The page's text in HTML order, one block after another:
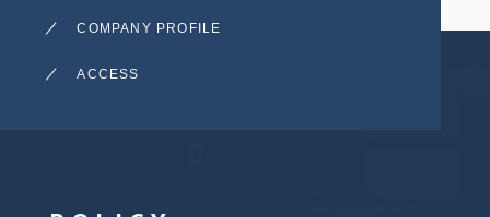
COMPANY PROFILE
ACCESS